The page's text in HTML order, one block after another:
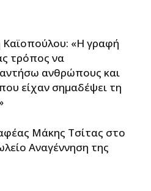
Καϊοπούλου: «Η γραφή
τρόπος να
ανθρώπους και
είχαν σημαδέψει τη
Μάκης Τσίτας στο
Αναγέννηση της